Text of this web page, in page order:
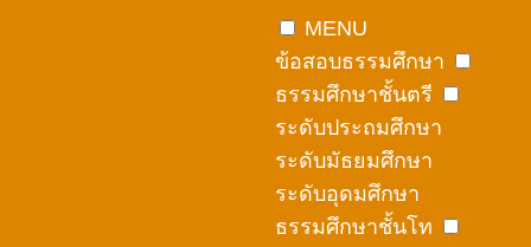
MENU
ข้อสอบธรรมศึกษา
ธรรมศึกษาชั้นตรี
ระดับประถมศึกษา
ระดับมัธยมศึกษา
ระดับอุดมศึกษา
ธรรมศึกษาชั้นโท